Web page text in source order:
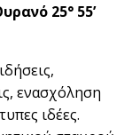
25° 55’
ενασχόληση
ιδέες.